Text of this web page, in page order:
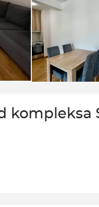
kompleksa